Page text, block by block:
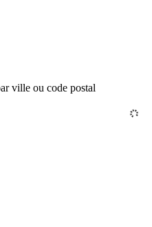
ville ou code postal